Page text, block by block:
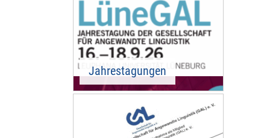
Jahrestagungen